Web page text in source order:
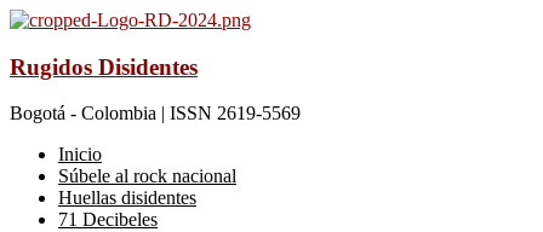
Rugidos Disidentes
Bogotá - Colombia | ISSN 2619-5569
Inicio
Súbele al rock nacional
Huellas disidentes
71 Decibeles